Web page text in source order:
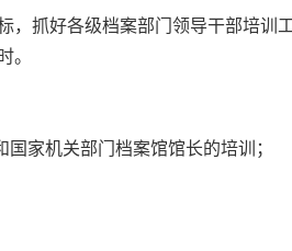
抓好各级档案部门领导干部培训
。
家机关部门档案馆馆长的培训；